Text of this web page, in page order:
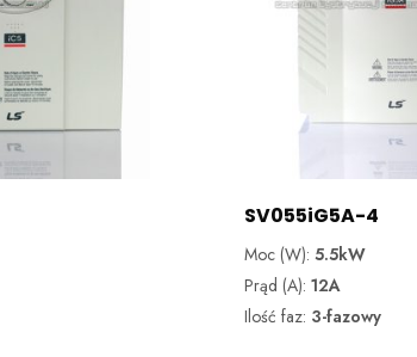
SV055iG5A-4
Moc (W): 5.5kW
Prąd (A): 12A
Ilość faz: 3-fazowy